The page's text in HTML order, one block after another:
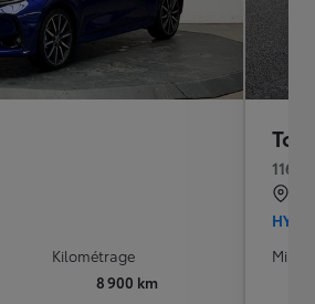
Kilométrage
8 900 km
116h
Mise